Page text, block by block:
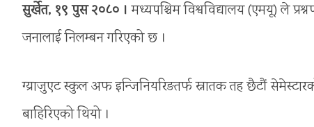
सुर्खेत, १९ पुस २०८० । मध्यपश्चिम विश्वविद्यालय (एमयू) ले
जनालाई निलम्बन गरिएको छ ।
ग्य्राजुएट स्कुल अफ इन्जिनियरिङतर्फ स्नातक तह छैटौं
बाहिरिएको थियो ।